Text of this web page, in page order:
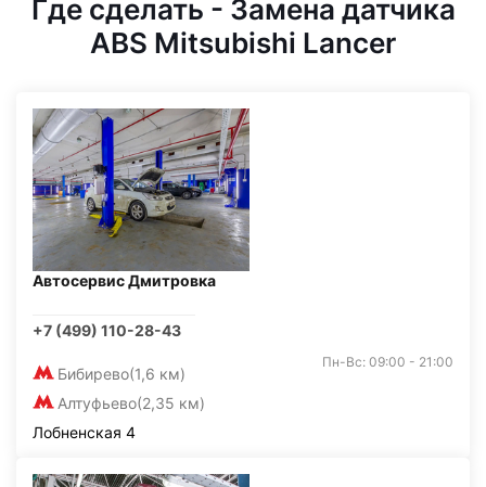
Где сделать - Замена датчика
ABS Mitsubishi Lancer
Автосервис Дмитровка
+7 (499) 110-28-43
Бибирево(1,6 км)
Алтуфьево(2,35 км)
Пн-Вс: 09:00 - 21:00
Лобненская 4